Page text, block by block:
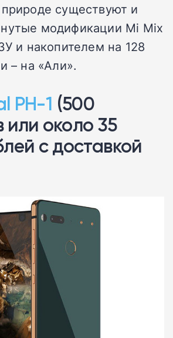
существуют и
модификации Mi Mix
и накопителем на 128
– на «Али».
PH-1 (500
около 35
с доставкой